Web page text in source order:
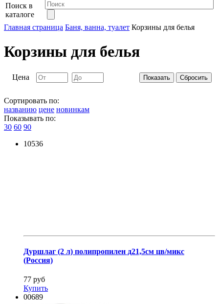
Поиск в
каталоге
Главная страница Баня, ванна, туалет Корзины для белья
Корзины для белья
Цена
Сортировать по:
названию цене новинкам
Показывать по:
30 60 90
10536
Дуршлаг (2 л) полипропилен д21,5см цв/микс
(Россия)
77 руб
Купить
00689